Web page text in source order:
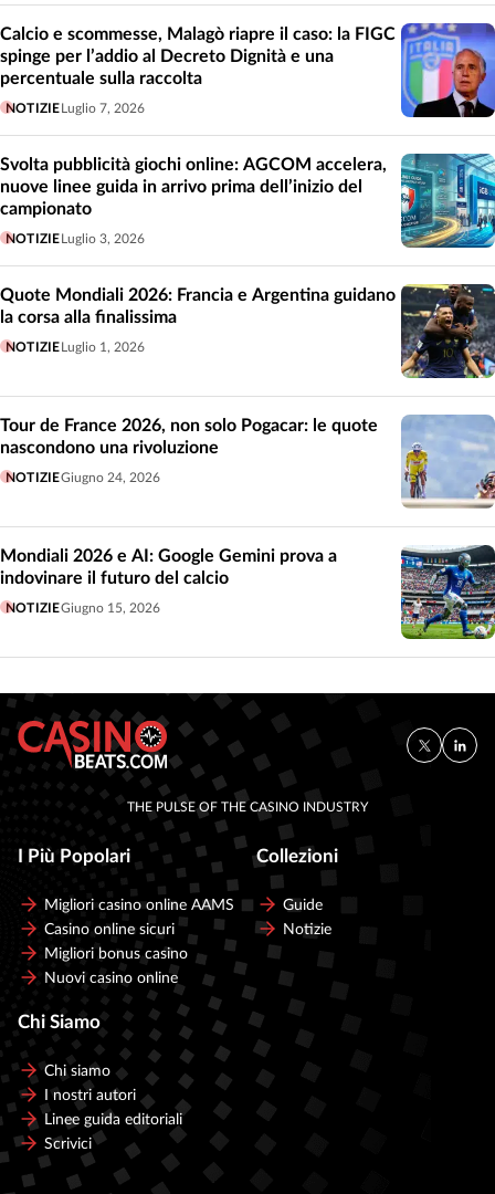
Calcio e scommesse, Malagò riapre il caso: la FIGC
spinge per l’addio al Decreto Dignità e una
percentuale sulla raccolta
NOTIZIELuglio 7, 2026
Svolta pubblicità giochi online: AGCOM accelera,
nuove linee guida in arrivo prima dell’inizio del
campionato
NOTIZIELuglio 3, 2026
Quote Mondiali 2026: Francia e Argentina guidano
la corsa alla finalissima
NOTIZIELuglio 1, 2026
Tour de France 2026, non solo Pogacar: le quote
nascondono una rivoluzione
NOTIZIEGiugno 24, 2026
Mondiali 2026 e AI: Google Gemini prova a
indovinare il futuro del calcio
NOTIZIEGiugno 15, 2026
THE PULSE OF THE CASINO INDUSTRY
I Più Popolari
Migliori casino online AAMS
Casino online sicuri
Migliori bonus casino
Nuovi casino online
Collezioni
Guide
Notizie
Chi Siamo
Chi siamo
I nostri autori
Linee guida editoriali
Scrivici